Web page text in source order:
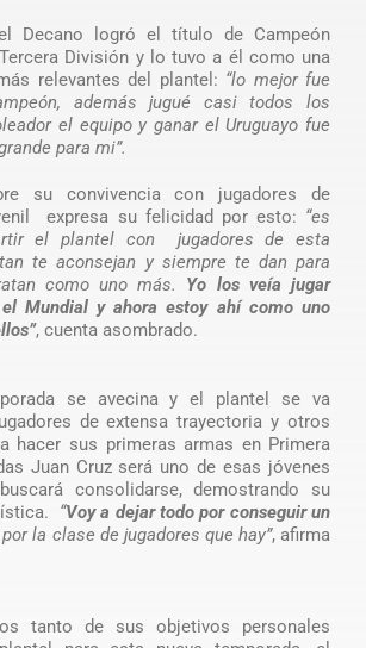
el Decano logró el título de Campeón
División y lo tuvo a él como una
relevantes del plantel: “lo mejor fue
además jugué casi todos los
el equipo y ganar el Uruguayo fue
para mi”.
su convivencia con jugadores de
expresa su felicidad por esto: “es
el plantel con jugadores de esta
te aconsejan y siempre te dan para
como uno más. Yo los veía jugar
Mundial y ahora estoy ahí como uno
, cuenta asombrado.
se avecina y el plantel se va
de extensa trayectoria y otros
hacer sus primeras armas en Primera
Juan Cruz será uno de esas jóvenes
consolidarse, demostrando su
“Voy a dejar todo por conseguir un
la clase de jugadores que hay”, afirma
tanto de sus objetivos personales